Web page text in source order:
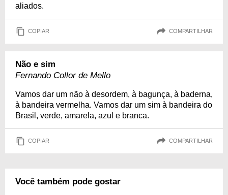
aliados.
COPIAR COMPARTILHAR
Não e sim
Fernando Collor de Mello
Vamos dar um não à desordem, à bagunça, à baderna,
à bandeira vermelha. Vamos dar um sim à bandeira do
Brasil, verde, amarela, azul e branca.
COPIAR COMPARTILHAR
Você também pode gostar